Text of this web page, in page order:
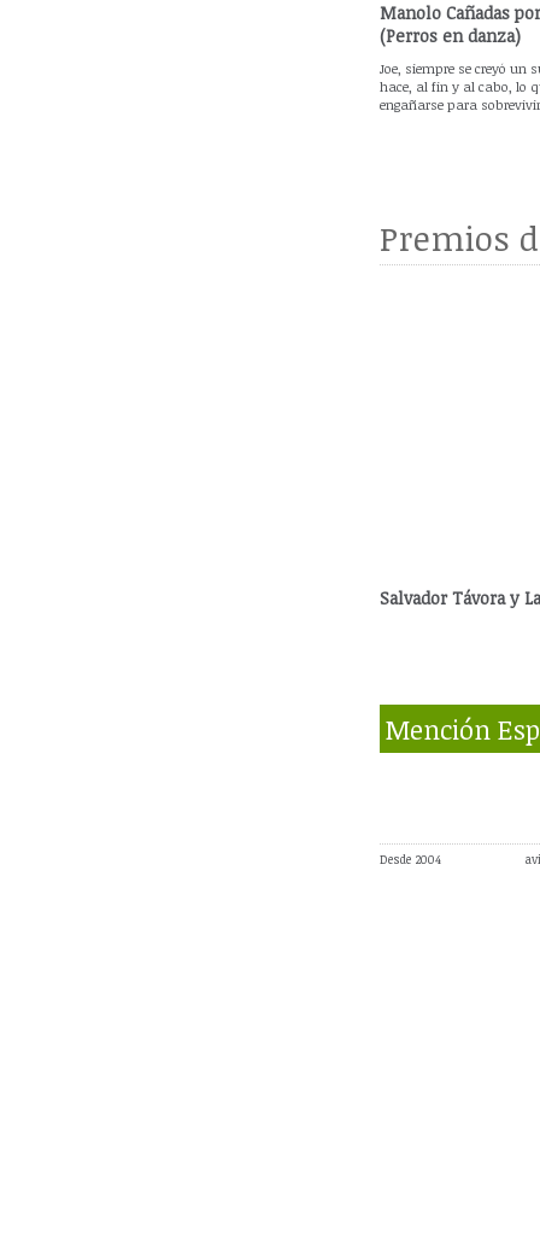
Manolo Cañadas
(Perros en danza)
Joe, siempre se creyó un
hace, al fin y al cabo, lo
engañarse para
Premios
Salvador Távora y
Mención
Desde 2004